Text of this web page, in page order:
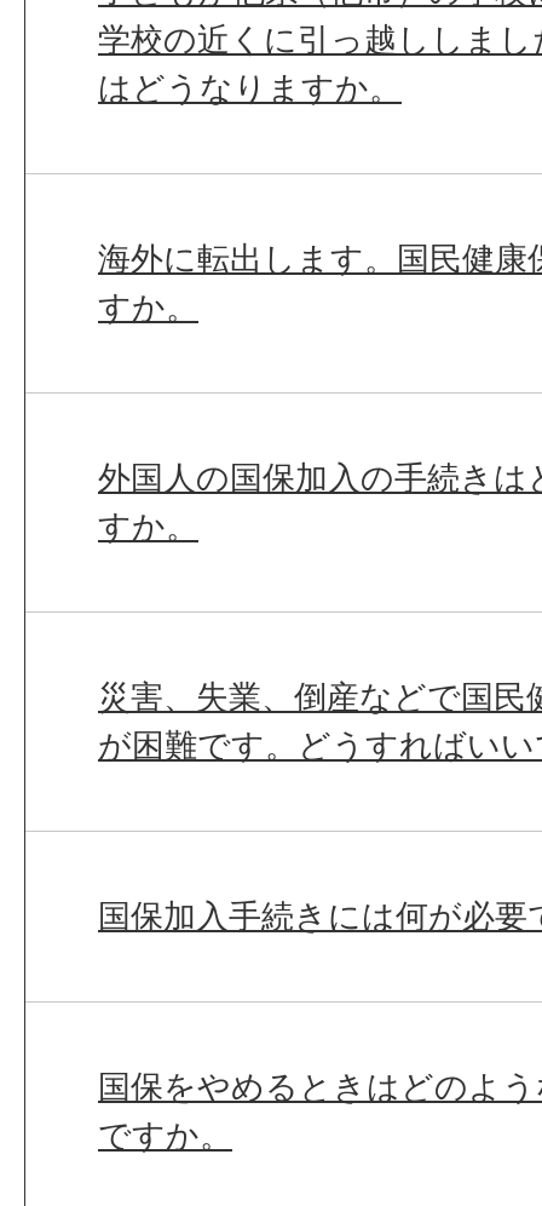
学校の近くに引っ越ししま
はどうなりますか。
海外に転出します。国民健
すか。
外国人の国保加入の手続き
すか。
災害、失業、倒産などで国民
が困難です。どうすればい
国保加入手続きには何が必要
国保をやめるときはどのよ
ですか。